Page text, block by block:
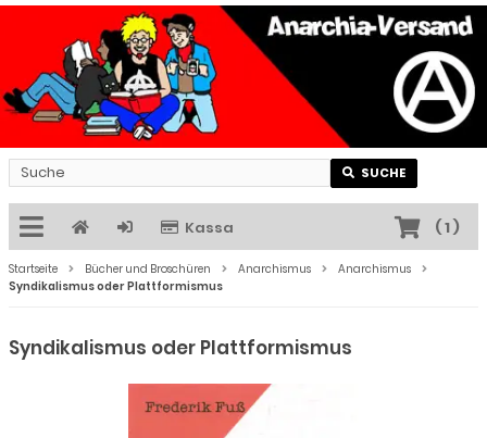
SUCHE
Kassa (1)
Startseite Bücher und Broschüren Anarchismus
Anarchismus
Syndikalismus oder Plattformismus
Syndikalismus oder Plattformismus